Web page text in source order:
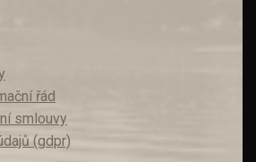
řád
smlouvy
(gdpr)